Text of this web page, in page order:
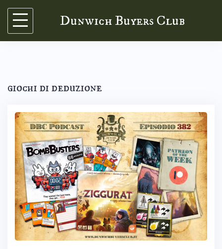
Skip
content
Dunwich Buyers Club
giochi di deduzione